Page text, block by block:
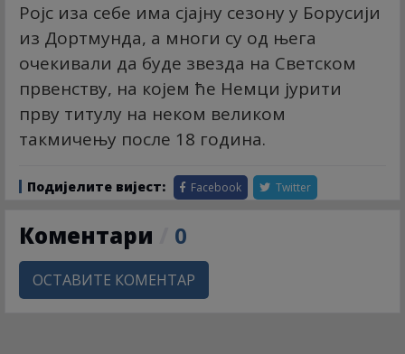
Ројс иза себе има сјајну сезону у Борусији
из Дортмунда, а многи су од њега
очекивали да буде звезда на Светском
првенству, на којем ће Немци јурити
прву титулу на неком великом
такмичењу после 18 година.
Подијелите вијест: Facebook Twitter
Коментари 0
ОСТАВИТЕ КОМЕНТАР